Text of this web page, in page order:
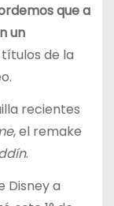
que a
un
de la
recientes
, el remake
.
Disney a